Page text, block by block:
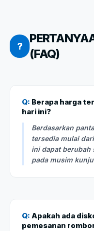
?
(FAQ)
Q: Berapa harga
hari ini?
Berdasarkan
tersedia mulai
ini dapat berubah
pada musim
Q: Apakah ada
pemesanan